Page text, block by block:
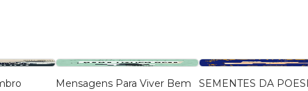
Mensagens Para Viver Bem
SEMENTES DA